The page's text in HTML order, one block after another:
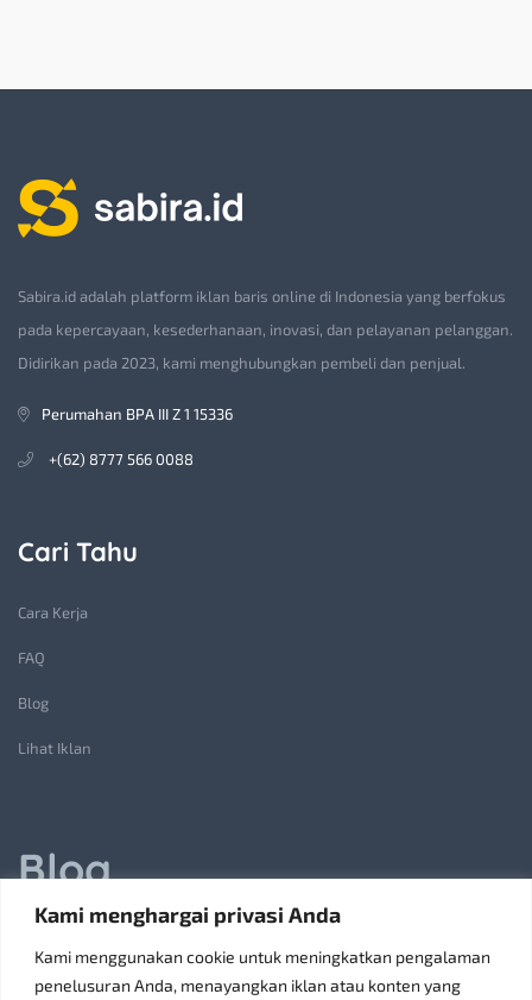
Kami menghargai privasi Anda
Kami menggunakan cookie untuk meningkatkan pengalaman
penelusuran Anda, menayangkan iklan atau konten yang
Sabira.id adalah platform iklan baris online di Indonesia yang berfokus
pada kepercayaan, kesederhanaan, inovasi, dan pelayanan pelanggan.
Didirikan pada 2023, kami menghubungkan pembeli dan penjual.
Perumahan BPA III Z 1 15336
+(62) 8777 566 0088
Cari Tahu
Cara Kerja
FAQ
Blog
Lihat Iklan
Blog
Jasa Pembuatan Lift Barang: Solusi Transportasi Vertikal
Receiving Parcels and Mail at a Rented Room in Singapore